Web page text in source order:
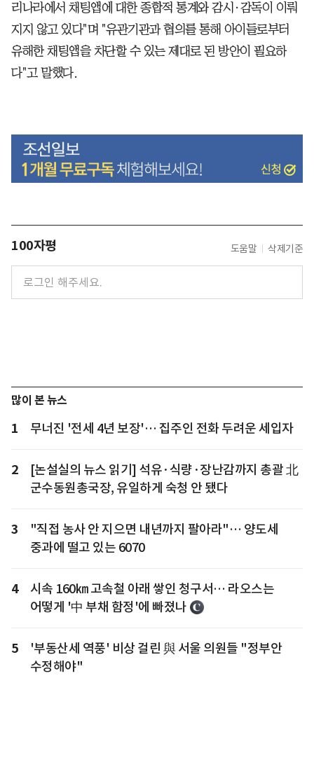
리나라에서 채팅앱에 대한 종합적 통계와 감시·감독이 이뤄
지지 않고 있다"며 "유관기관과 협의를 통해 아이들로부터
유해한 채팅앱을 차단할 수 있는 제대로 된 방안이 필요하
다"고 말했다.
100자평 도움말 삭제기준
많이 본 뉴스
1 무너진 '전세 4년 보장'… 집주인 전화 두려운 세입자
2
[논설실의 뉴스 읽기] 석유·식량·장난감까지 총괄 北
군수동원총국장, 유일하게 숙청 안 됐다
3
"직접 농사 안 지으면 내년까지 팔아라"… 양도세
중과에 떨고 있는 6070
4
시속 160㎞ 고속철 아래 쌓인 청구서… 라오스는
어떻게 '中 부채 함정'에 빠졌나
5
'부동산세 역풍' 비상 걸린 與 서울 의원들 "정부안
수정해야"